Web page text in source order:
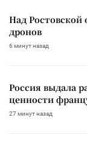
Над Ростовской
дронов
6 минут назад
Россия выдала
ценности
27 минут назад